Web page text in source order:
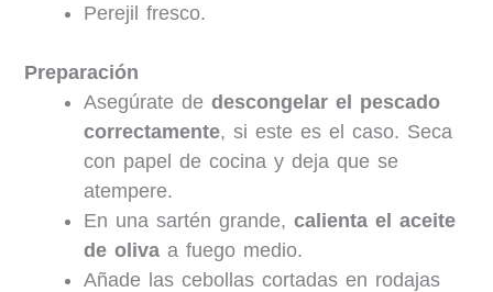
Perejil fresco.
Preparación
Asegúrate dedescongelar el pescado
correctamente, si este es el caso. Seca
con papel de cocina y deja que se
atempere.
En una sartén grande,calienta el aceite
de oliva a fuego medio.
Añade las cebollas cortadas en rodajas